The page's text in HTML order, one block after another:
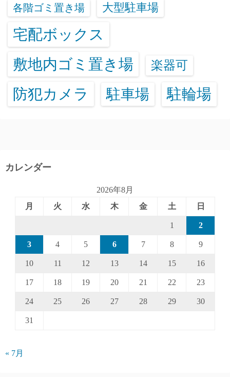
各階ゴミ置き場 大型駐車場
宅配ボックス
敷地内ゴミ置き場
楽器可
防犯カメラ 駐車場 駐輪場
カレンダー
2026年8月
月
火 水 木 金 土 日
1 2
3 4 5 6 7 8 9
10 11 12 13 14 15 16
17 18 19 20 21 22 23
24 25 26 27 28 29 30
31
« 7月